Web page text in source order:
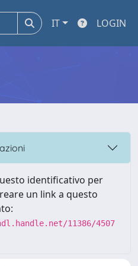
IT LOGIN
identificativo per
un link a questo
11386/4507